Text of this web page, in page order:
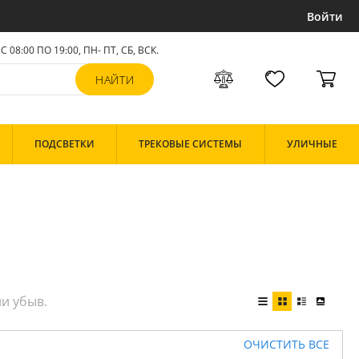
Войти
С 08:00 ПО 19:00, ПН- ПТ,СБ, ВСК.
ПОДСВЕТКИ ТРЕКОВЫЕ СИСТЕМЫ УЛИЧНЫЕ
ОЧИСТИТЬ ВСЕ